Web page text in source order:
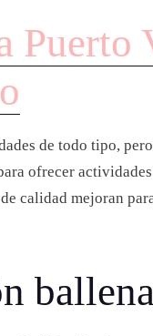
Puerto
de todo tipo,
ofrecer
calidad mejoran